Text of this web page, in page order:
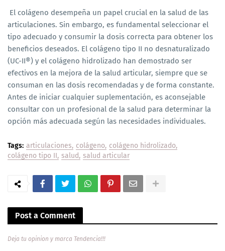
El colágeno desempeña un papel crucial en la salud de las
articulaciones. Sin embargo, es fundamental seleccionar el
tipo adecuado y consumir la dosis correcta para obtener los
beneficios deseados. El colágeno tipo II no desnaturalizado
(UC-II®) y el colágeno hidrolizado han demostrado ser
efectivos en la mejora de la salud articular, siempre que se
consuman en las dosis recomendadas y de forma constante.
Antes de iniciar cualquier suplementación, es aconsejable
consultar con un profesional de la salud para determinar la
opción más adecuada según las necesidades individuales.
Tags: articulaciones colágeno colágeno hidrolizado
colágeno tipo II salud salud articular
Post a Comment
Deja tu opinion y marca Tendencia!!!